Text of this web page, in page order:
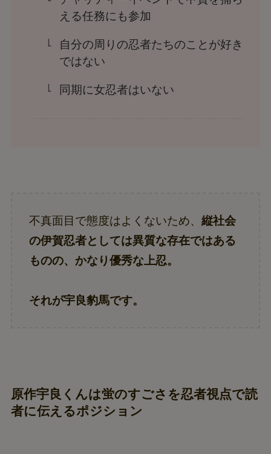
える任務にも参加
自分の周りの忍者たちのことが好き
ではない
同期に女忍者はいない
不真面目で態度はよくないため、縦社会
の伊賀忍者としては異質な存在ではある
ものの、かなり優秀な上忍。
それが宇良豹馬です。
原作宇良くんは蛍のすごさを忍者視点で読
者に伝えるポジション